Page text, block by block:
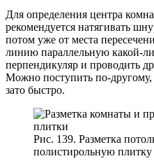
Для определения центра
рекомендуется натягивать
потом уже от места
линию параллельную какой-
перпендикуляр и проводить
Можно поступить по-другому,
зато быстро.
Рис. 139. Разметка
полистирольную плитку